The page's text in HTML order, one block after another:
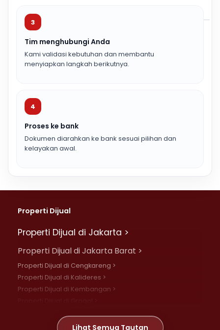
3
Tim menghubungi Anda
Kami validasi kebutuhan dan membantu
menyiapkan langkah berikutnya.
4
Proses ke bank
Dokumen diarahkan ke bank sesuai pilihan dan
kelayakan awal.
Properti Dijual
Properti Dijual di Jakarta >
Properti Dijual di Jakarta Barat >
Properti Dijual di Cengkareng >
Properti Dijual di Kalideres >
Properti Dijual di Kembangan >
Properti Dijual di Meruya >Lihat Semua Tautan